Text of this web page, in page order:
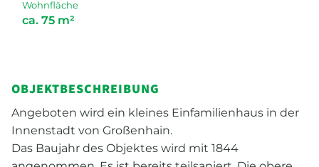
Wohnfläche
ca. 75 m²
OBJEKTBESCHREIBUNG
Angeboten wird ein kleines Einfamilienhaus in der
Innenstadt von Großenhain.
Das Baujahr des Objektes wird mit 1844